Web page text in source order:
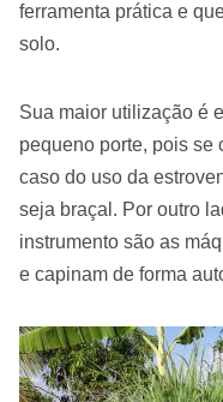
ferramenta prática e
solo.
Sua maior utilização é
pequeno porte, pois se
caso do uso da
seja braçal. Por outro
instrumento são as
e capinam de forma